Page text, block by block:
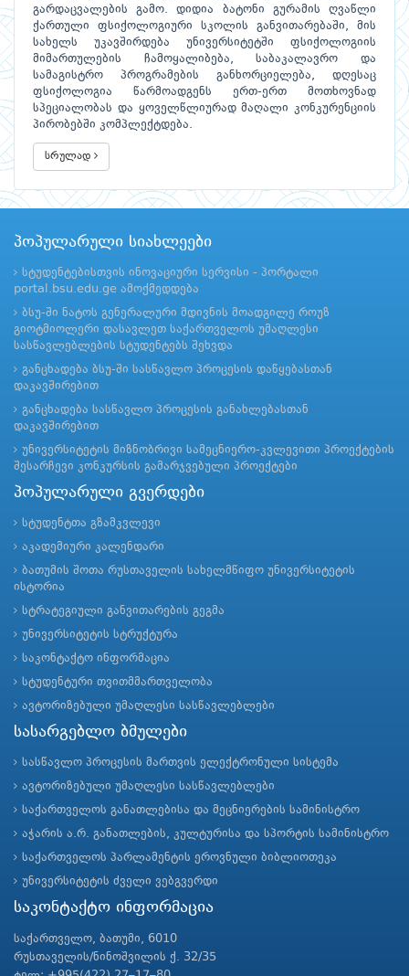
გარდაცვალების გამო. დიდია ბატონი გურამის ღვაწლი
ქართული ფსიქოლოგიური სკოლის განვითარებაში, მის
სახელს უკავშირდება უნივერსიტეტში ფსიქოლოგიის
მიმართულების ჩამოყალიბება, საბაკალავრო და
სამაგისტრო პროგრამების განხორციელება, დღესაც
ფსიქოლოგია წარმოადგენს ერთ-ერთ მოთხოვნად
სპეციალობას და ყოველწლიურად მაღალი კონკურენციის
პირობებში კომპლექტდება.
სრულად
პოპულარული სიახლეები
სტუდენტებისთვის ინოვაციური სერვისი - პორტალი
portal.bsu.edu.ge ამოქმედდება
ბსუ-ში ნატოს გენერალური მდივნის მოადგილე როუზ
გიოტმიოლერი დასავლეთ საქართველოს უმაღლესი
სასწავლებლების სტუდენტებს შეხვდა
განცხადება ბსუ-ში სასწავლო პროცესის დაწყებასთან
დაკავშირებით
განცხადება სასწავლო პროცესის განახლებასთან
დაკავშირებით
უნივერსიტეტის მიზნობრივი სამეცნიერო-კვლევითი პროექტების
შესარჩევი კონკურსის გამარჯვებული პროექტები
პოპულარული გვერდები
სტუდენტთა გზამკვლევი
აკადემიური კალენდარი
ბათუმის შოთა რუსთაველის სახელმწიფო უნივერსიტეტის
ისტორია
სტრატეგიული განვითარების გეგმა
უნივერსიტეტის სტრუქტურა
საკონტაქტო ინფორმაცია
სტუდენტური თვითმმართველობა
ავტორიზებული უმაღლესი სასწავლებლები
სასარგებლო ბმულები
სასწავლო პროცესის მართვის ელექტრონული სისტემა
ავტორიზებული უმაღლესი სასწავლებლები
საქართველოს განათლებისა და მეცნიერების სამინისტრო
აჭარის ა.რ. განათლების, კულტურისა და სპორტის სამინისტრო
საქართველოს პარლამენტის ეროვნული ბიბლიოთეკა
უნივერსიტეტის ძველი ვებგვერდი
საკონტაქტო ინფორმაცია
საქართველო, ბათუმი, 6010
რუსთაველის/ნინოშვილის ქ. 32/35